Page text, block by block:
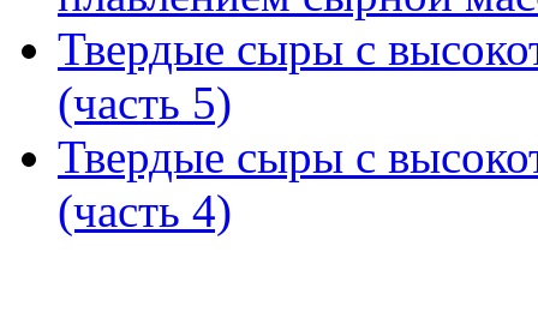
Твердые сыры с
(часть 5)
Твердые сыры с
(часть 4)